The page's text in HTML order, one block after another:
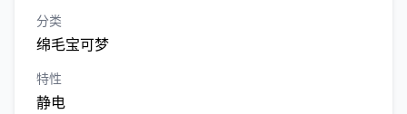
分类
绵毛宝可梦
特性
静电